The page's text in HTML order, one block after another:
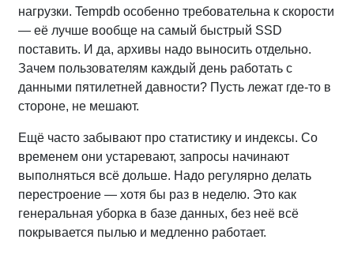
нагрузки. Tempdb особенно требовательна к скорости
— её лучше вообще на самый быстрый SSD
поставить. И да, архивы надо выносить отдельно.
Зачем пользователям каждый день работать с
данными пятилетней давности? Пусть лежат где-то в
стороне, не мешают.
Ещё часто забывают про статистику и индексы. Со
временем они устаревают, запросы начинают
выполняться всё дольше. Надо регулярно делать
перестроение — хотя бы раз в неделю. Это как
генеральная уборка в базе данных, без неё всё
покрывается пылью и медленно работает.